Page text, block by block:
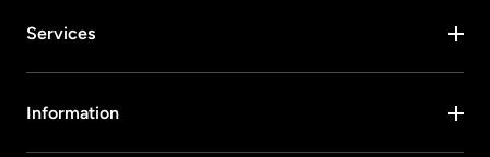
Services
Information